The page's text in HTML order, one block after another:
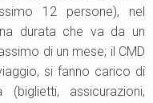
12 persone), nel
durata che va da un
di un mese; il CMD
si fanno carico di
(biglietti, assicurazioni,